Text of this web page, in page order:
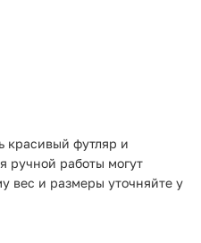
красивый футляр и
ручной работы могут
вес и размеры уточняйте у